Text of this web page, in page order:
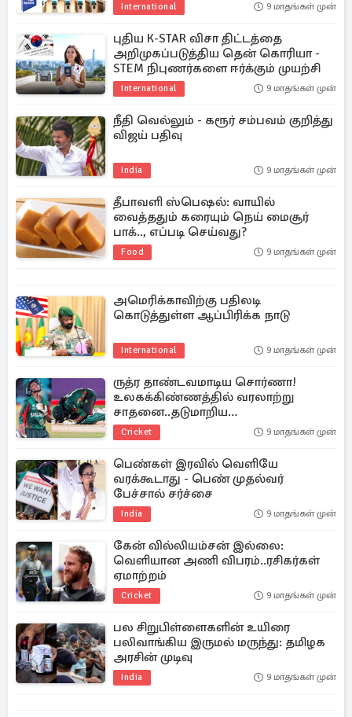
International 9 மாதங்கள் முன்
புதிய K-STAR விசா திட்டத்தை
அறிமுகப்படுத்திய தென் கொரியா -
STEM நிபுணர்களை ஈர்க்கும் முயற்சி
International 9 மாதங்கள் முன்
நீதி வெல்லும் - கரூர் சம்பவம் குறித்து
விஜய் பதிவு
India 9 மாதங்கள் முன்
தீபாவளி ஸ்பெஷல்: வாயில்
வைத்ததும் கரையும் நெய் மைசூர்
பாக்.., எப்படி செய்வது?
Food 9 மாதங்கள் முன்
அமெரிக்காவிற்கு பதிலடி
கொடுத்துள்ள ஆப்பிரிக்க நாடு
International 9 மாதங்கள் முன்
ருத்ர தாண்டவமாடிய சொர்ணா!
உலகக்கிண்ணத்தில் வரலாற்று
சாதனை..தடுமாறிய
தென்னாப்பிரிக்கா
Cricket 9 மாதங்கள் முன்
பெண்கள் இரவில் வெளியே
வரக்கூடாது - பெண் முதல்வர்
பேச்சால் சர்ச்சை
India 9 மாதங்கள் முன்
கேன் வில்லியம்சன் இல்லை:
வெளியான அணி விபரம்..ரசிகர்கள்
ஏமாற்றம்
Cricket 9 மாதங்கள் முன்
பல சிறுபிள்ளைகளின் உயிரை
பலிவாங்கிய இருமல் மருந்து: தமிழக
அரசின் முடிவு
India 9 மாதங்கள் முன்